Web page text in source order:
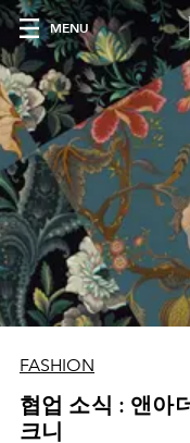
MENU
FASHION
협업 소식 : 앤아
크니